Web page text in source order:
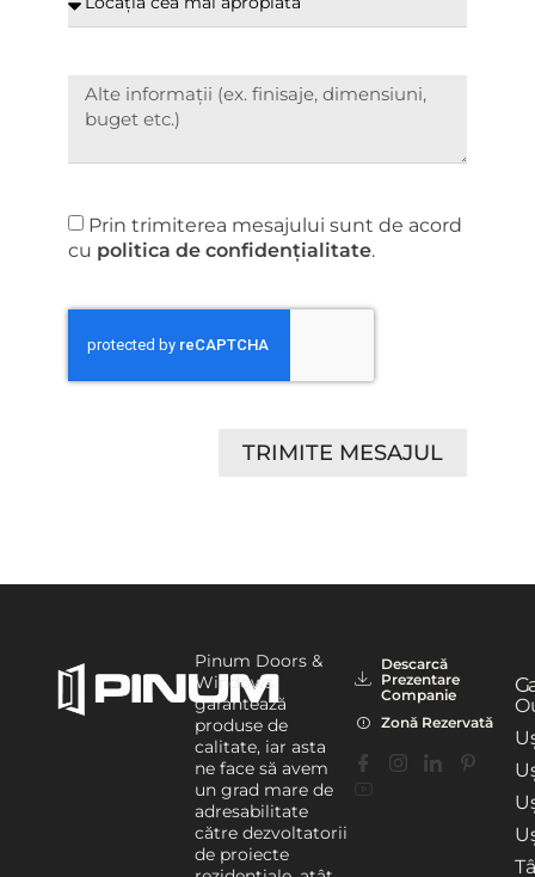
Prin trimiterea mesajului sunt de acord
cu politica de confidențialitate.
TRIMITE MESAJUL
Pinum Doors &
Windows
garantează
produse de
calitate, iar asta
ne face să avem
un grad mare de
adresabilitate
către dezvoltatorii
de proiecte
Descarcă
Prezentare
Companie
Zonă Rezervată